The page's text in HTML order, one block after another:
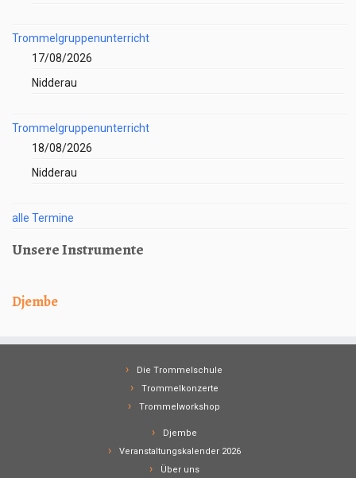
Trommelgruppenunterricht
17/08/2026
Nidderau
Trommelgruppenunterricht
18/08/2026
Nidderau
alle Termine
Unsere Instrumente
Djembe
Die Trommelschule
Trommelkonzerte
Trommelworkshop
Djembe
Veranstaltungskalender 2026
Über uns